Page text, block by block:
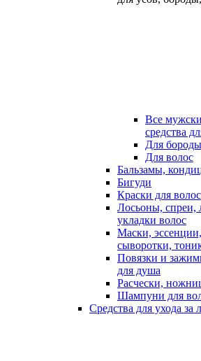
Все
средства
Для
Для волос
Бальзамы,
Бигуди
Краски для волос
Лосьоны, спреи,
укладки волос
Маски,
сыворотки,
Повязки и
для душа
Расчески,
Шампуни для
Средства для ухода за